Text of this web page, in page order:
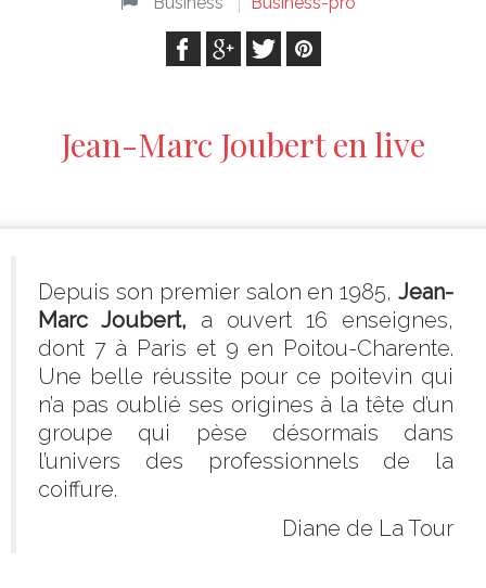
Jean-Marc Joubert en live
Depuis son premier salon en 1985, Jean-
Marc Joubert, a ouvert 16 enseignes,
dont 7 à Paris et 9 en Poitou-Charente.
Une belle réussite pour ce poitevin qui
n’a pas oublié ses origines à la tête d’un
groupe qui pèse désormais dans
l’univers des professionnels de la
coiffure.
Diane de La Tour